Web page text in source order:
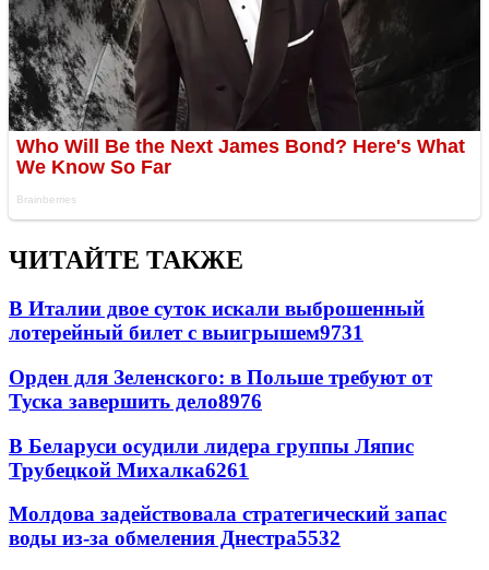
ЧИТАЙТЕ ТАКЖЕ
В Италии двое суток искали выброшенный
лотерейный билет с выигрышем9731
Орден для Зеленского: в Польше требуют от
Туска завершить дело8976
В Беларуси осудили лидера группы Ляпис
Трубецкой Михалка6261
Молдова задействовала стратегический запас
воды из-за обмеления Днестра5532